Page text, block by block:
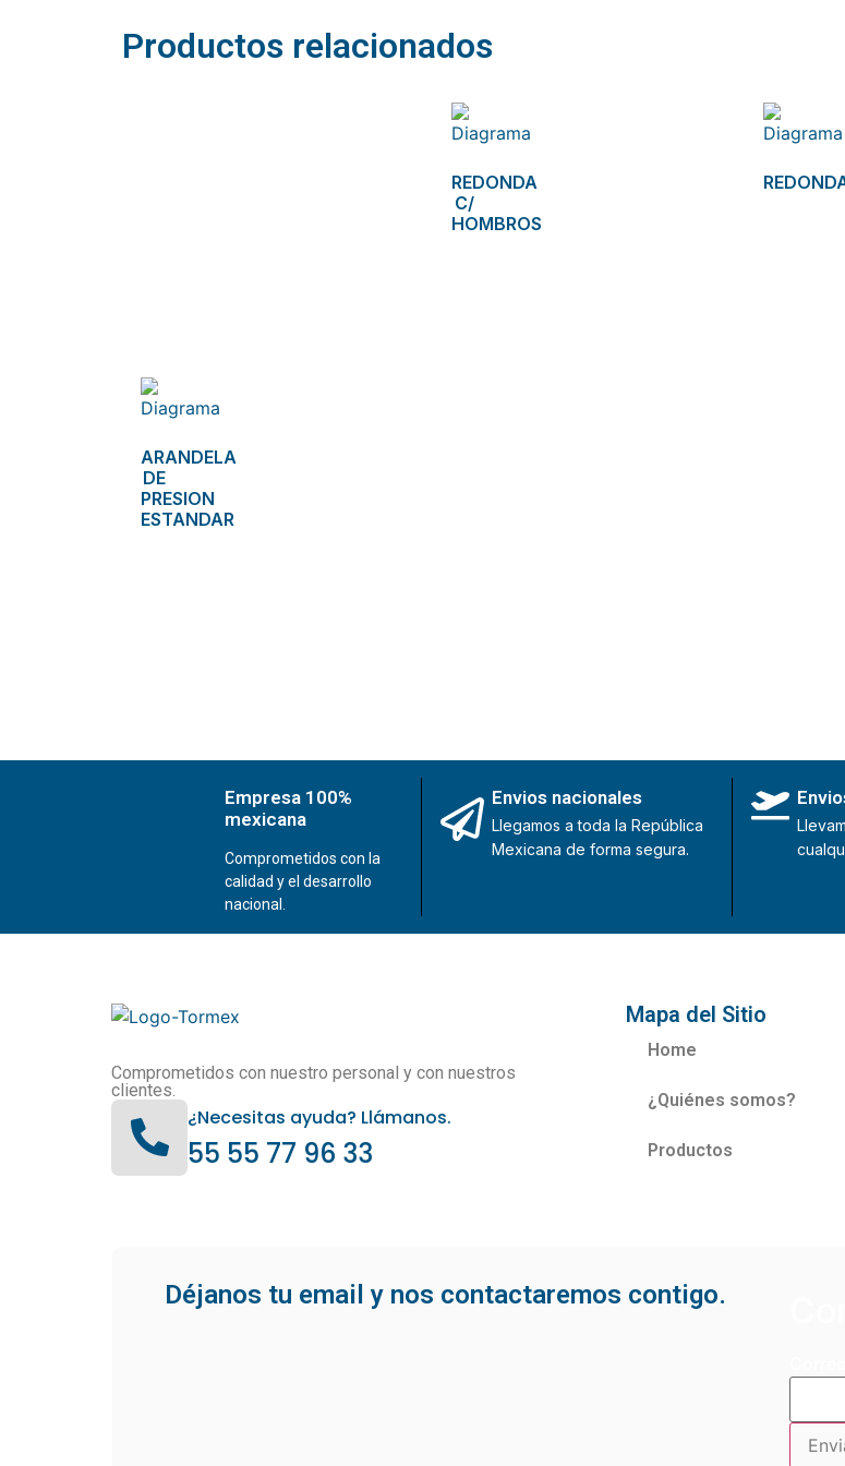
Productos relacionados
REDONDA
C/
HOMBROS
ARANDELA
DE
PRESION
ESTANDAR
Empresa 100%
mexicana
Comprometidos con la
calidad y el desarrollo
nacional.
Envios nacionales
Llegamos a toda la República
Mexicana de forma segura.
Comprometidos con nuestro personal y con nuestros
clientes.
¿Necesitas ayuda? Llámanos.
55 55 77 96 33
Mapa del Sitio
Home
¿Quiénes somos?
Productos
Déjanos tu email y nos contactaremos contigo.